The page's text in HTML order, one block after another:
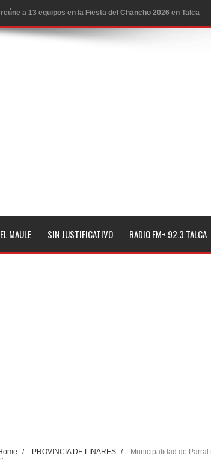
a 13 equipos en la Fiesta del Chancho 2026 en Talca
expertos piden reforzar medidas y consulta oportuna
de Salud de Curicó desarrollará jornada de vacunación
con éxito el desafío guerreros 2026
hace que expertos reiteren llamado a vacunarse
críticas contra ministra de Salud por dejar fuera a Linares:
rechaza proyecto de interconexión eléctrica en la alta
en incentivos a usuarios de PRODESAL de la
MAULE SIN JUSTIFICATIVO RADIO FM+ 92.3 TALCA
/ PROVINCIA DE LINARES /
Municipalidad de